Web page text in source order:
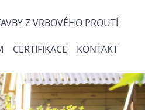
Z VRBOVÉHO PROUTÍ
CERTIFIKACE KONTAKT